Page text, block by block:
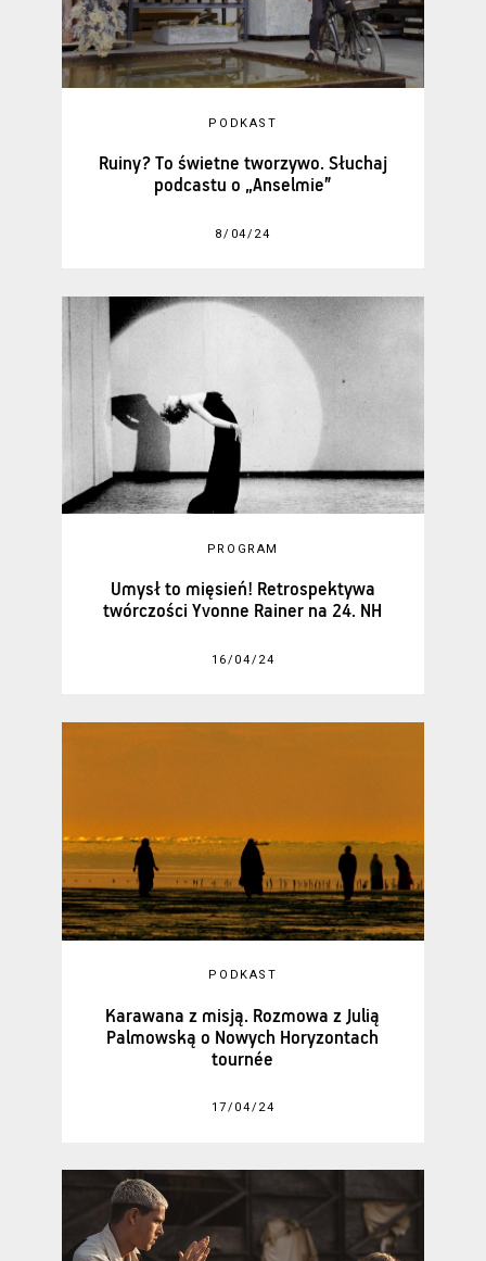
PODKAST
Ruiny? To świetne tworzywo. Słuchaj
podcastu o „Anselmie”
8/04/24
PROGRAM
Umysł to mięsień! Retrospektywa
twórczości Yvonne Rainer na 24. NH
16/04/24
PODKAST
Karawana z misją. Rozmowa z Julią
Palmowską o Nowych Horyzontach
tournée
17/04/24